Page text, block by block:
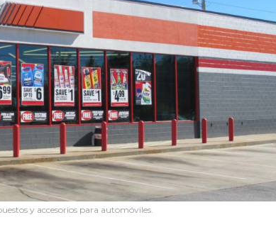
y accesorios para automóviles.